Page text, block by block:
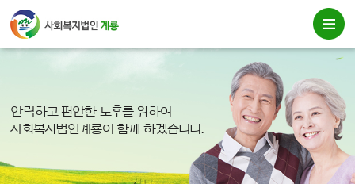
안락하고 편안한 노후를 위하여
사회복지법인계룡이 함께 하겠습니다.